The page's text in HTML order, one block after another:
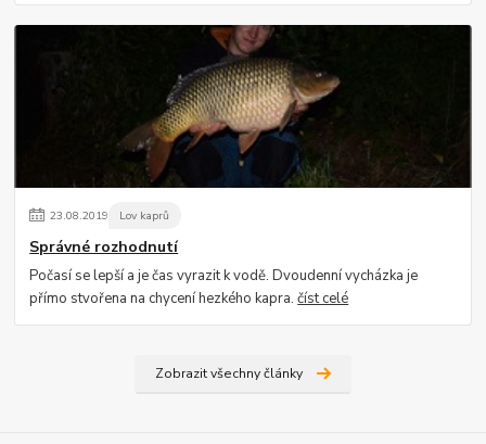
23.08.2019 Lov kaprů
Správné rozhodnutí
Počasí se lepší a je čas vyrazit k vodě. Dvoudenní vycházka je
přímo stvořena na chycení hezkého kapra.číst celé
Zobrazit všechny články